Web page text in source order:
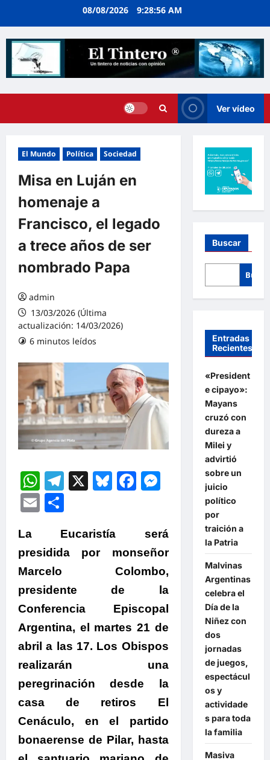
08/08/2026 9:28:57 AM
Ver vídeo
El Mundo Política Sociedad
Misa en Luján en
homenaje a
Francisco, el legado
a trece años de ser
nombrado Papa
admin
13/03/2026 (Última
actualización: 14/03/2026)
6 minutos leídos
WhatsApp
Telegram
X Bluesky
Facebook
Messenger
Email
La Eucaristía será
presidida por monseñor
Marcelo Colombo,
presidente de la
Conferencia Episcopal
Argentina, el martes 21 de
abril a las 17. Los Obispos
realizarán una
peregrinación desde la
casa de retiros El
Cenáculo, en el partido
bonaerense de Pilar, hasta
Buscar
Entradas
Recientes
«President
e cipayo»:
Mayans
cruzó con
dureza a
Milei y
advirtió
sobre un
juicio
político
por
traición a
la Patria
Malvinas
Argentinas
celebra el
Día de la
Niñez con
dos
jornadas
de juegos,
espectácul
os y
actividade
s para toda
la familia
Masiva